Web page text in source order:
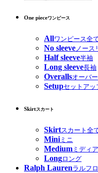
One pieceワンピース
Allワンピース全
No sleeveノース
Half sleeve半袖
Long sleeve長袖
Overallsオーバ
Setupセットアッ
Skirtスカート
Skirtスカート全
Miniミニ
Medium ミディ
Longロング
Ralph Laurenラルフ